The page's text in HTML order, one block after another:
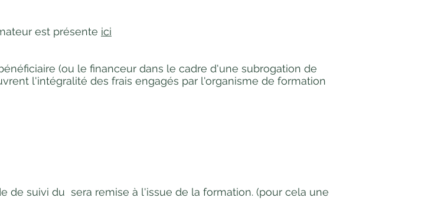
est présente ici
(ou le financeur dans le cadre d'une subrogation de
l'intégralité des frais engagés par l'organisme de formation
de suivi du sera remise à l'issue de la formation. (pour cela une